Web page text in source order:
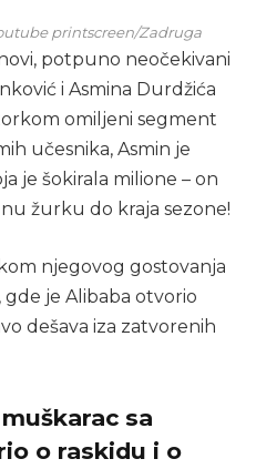
printscreen/Zadruga
potpuno neočekivani
i Asmina Durdžića
omiljeni segment
učesnika, Asmin je
je šokirala milione – on
žurku do kraja sezone!
njegovog gostovanja
gde je Alibaba otvorio
dešava iza zatvorenih
sa
o raskidu i o